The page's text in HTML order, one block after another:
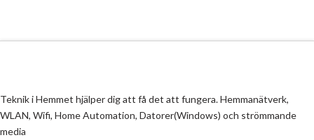
Teknik i Hemmet hjälper dig att få det att fungera. Hemmanätverk,
WLAN, Wifi, Home Automation, Datorer(Windows) och strömmande
media